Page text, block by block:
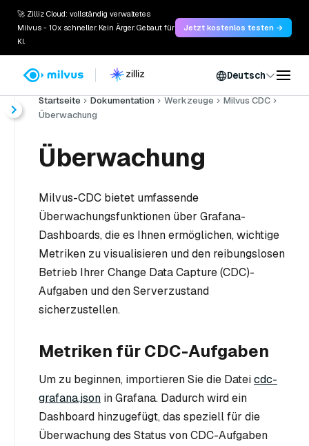
🚀 Zilliz Cloud: vollständig verwaltetes
Milvus - 10x schneller. Kein Ärger. Gebaut für
KI.
Jetzt kostenlos testen →
Deutsch
Startseite Dokumentation Werkzeuge
Milvus CDC
Überwachung
Überwachung
Milvus-CDC bietet umfassende
Überwachungsfunktionen über Grafana-
Dashboards, die es Ihnen ermöglichen, wichtige
Metriken zu visualisieren und den reibungslosen
Betrieb Ihrer Change Data Capture (CDC)-
Aufgaben und den Serverzustand
sicherzustellen.
Metriken für CDC-Aufgaben
Um zu beginnen, importieren Sie die Dateicdc-
grafana.json in Grafana. Dadurch wird ein
Dashboard hinzugefügt, das speziell für die
Überwachung des Status von CDC-Aufgaben